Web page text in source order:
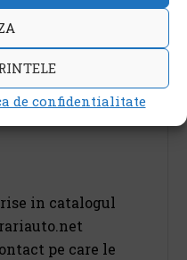
de confidentialitate
o masina pentru
in catalogul
pe care le